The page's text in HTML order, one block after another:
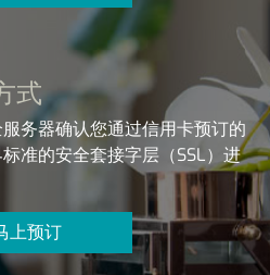
式
务器确认您通过信用卡预订的
准的安全套接字层（SSL）进
上预订